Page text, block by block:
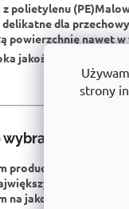
strony
polietylenu (PE)
dla
powierzchnię nawet
jakość wykonania,
producentem
jakość i